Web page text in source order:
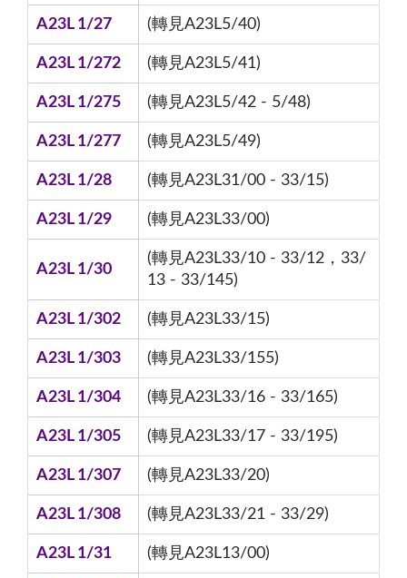
A23L 1/27 (轉見A23L5/40)
A23L 1/272 (轉見A23L5/41)
A23L 1/275 (轉見A23L5/42 - 5/48)
A23L 1/277 (轉見A23L5/49)
A23L 1/28 (轉見A23L31/00 - 33/15)
A23L 1/29 (轉見A23L33/00)
A23L 1/30
(轉見A23L33/10 - 33/12，33/
13 - 33/145)
A23L 1/302 (轉見A23L33/15)
A23L 1/303 (轉見A23L33/155)
A23L 1/304 (轉見A23L33/16 - 33/165)
A23L 1/305 (轉見A23L33/17 - 33/195)
A23L 1/307 (轉見A23L33/20)
A23L 1/308 (轉見A23L33/21 - 33/29)
A23L 1/31 (轉見A23L13/00)